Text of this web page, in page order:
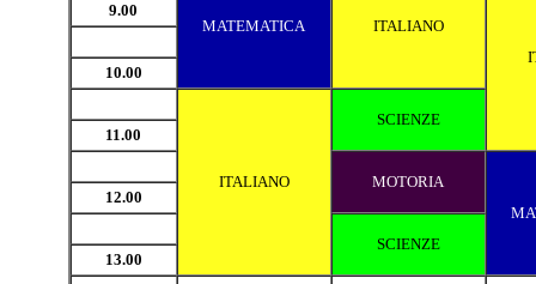
MATEMATICA
ITALIANO
9.00
10.00
ITALIANO
SCIENZE
11.00
MOTORIA
12.00
SCIENZE
13.00